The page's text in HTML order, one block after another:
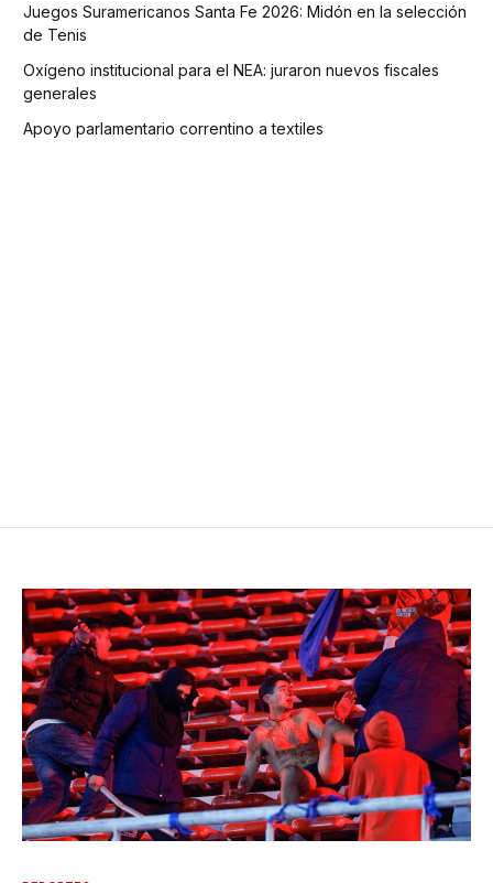
Juegos Suramericanos Santa Fe 2026: Midón en la selección
de Tenis
Oxígeno institucional para el NEA: juraron nuevos fiscales
generales
Apoyo parlamentario correntino a textiles